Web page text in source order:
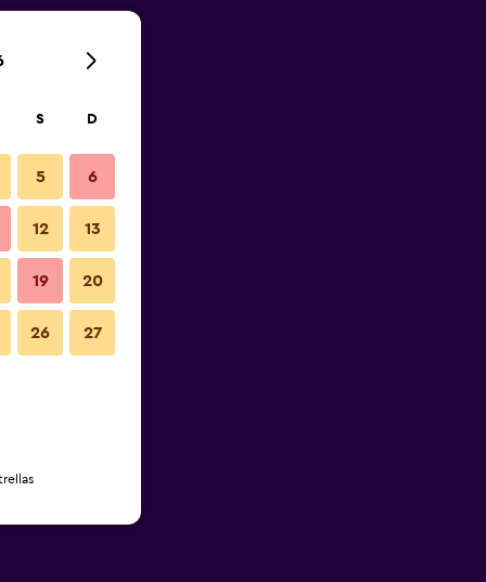
S D
5 6
12 13
19 20
26 27